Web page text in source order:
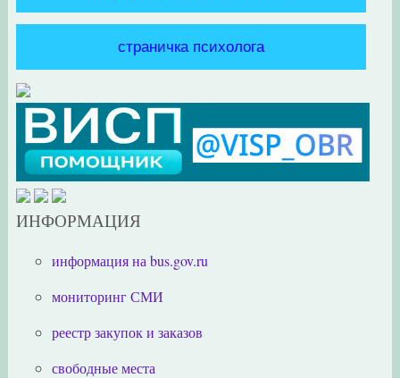
страничка психолога
ИНФОРМАЦИЯ
информация на bus.gov.ru
мониторинг СМИ
реестр закупок и заказов
свободные места